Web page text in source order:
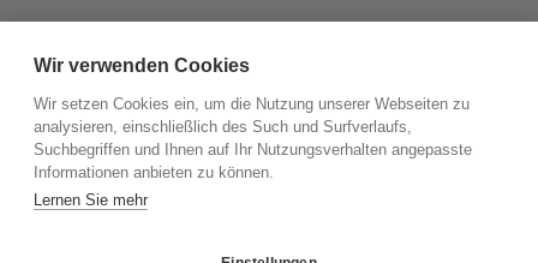
Wir verwenden Cookies
Wir setzen Cookies ein, um die Nutzung unserer Webseiten zu
analysieren, einschließlich des Such und Surfverlaufs,
Suchbegriffen und Ihnen auf Ihr Nutzungsverhalten angepasste
Informationen anbieten zu können.
Lernen Sie mehr